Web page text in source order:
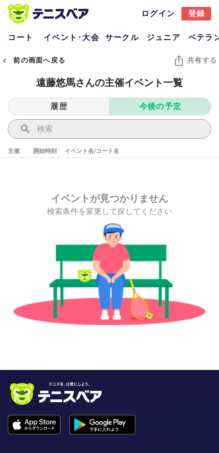
ログイン 登録
コート イベント･大会 サークル ジュニア ベテラ
前の画面へ戻る 共有する
遠藤悠馬さんの主催イベント一覧
履歴 今後の予定
主催 開始時刻 イベント名/コート名
イベントが見つかりません
検索条件を変更して探してください